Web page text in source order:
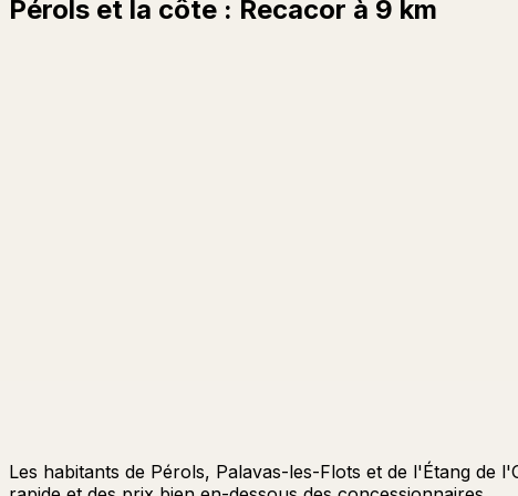
Pérols et la côte : Recacor à 9 km
Les habitants de Pérols, Palavas-les-Flots et de l'Étang de